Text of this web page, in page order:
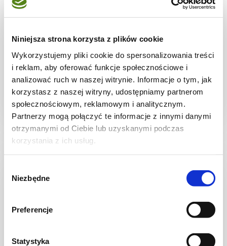
Niniejsza strona korzysta z plików cookie
Wykorzystujemy pliki cookie do spersonalizowania treści
i reklam, aby oferować funkcje społecznościowe i
analizować ruch w naszej witrynie. Informacje o tym, jak
korzystasz z naszej witryny, udostępniamy partnerom
społecznościowym, reklamowym i analitycznym.
Partnerzy mogą połączyć te informacje z innymi danymi
otrzymanymi od Ciebie lub uzyskanymi podczas
korzystania z ich usług.
zgody
Niezbędne
Preferencje
Statystyka
DO 15 MINUT
Pasta z lubczyku do zup i sosów – prosty
przepis
10 min. 558 kcal 6